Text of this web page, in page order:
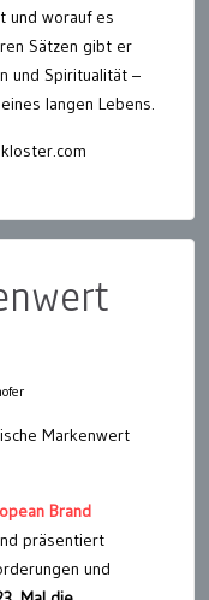
und worauf es
Sätzen gibt er
und Spiritualität –
langen Lebens.
Markenwert
Brand
präsentiert
und